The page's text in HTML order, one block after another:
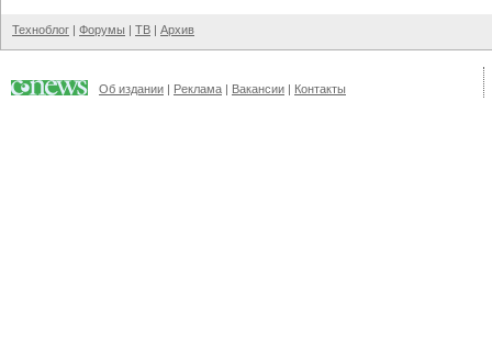
Техноблог | Форумы | ТВ | Архив
Об издании | Реклама | Вакансии | Контакты